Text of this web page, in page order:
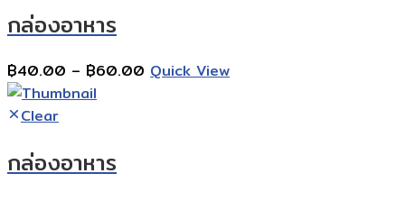
กล่องอาหาร
฿40.00 – ฿60.00 Price
Quick View
Clear
กล่องอาหาร